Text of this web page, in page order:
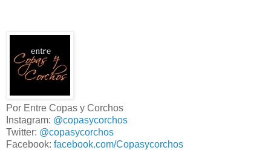
Por Entre Copas y Corchos
Instagram: @copasycorchos
Twitter: @copasycorchos
Facebook: facebook.com/Copasycorchos